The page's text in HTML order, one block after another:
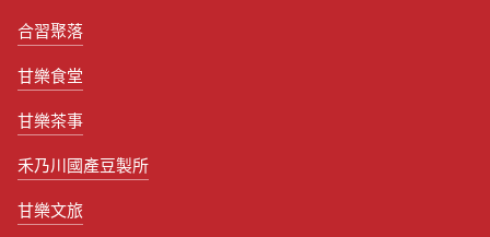
合習聚落
甘樂食堂
甘樂茶事
禾乃川國產豆製所
甘樂文旅